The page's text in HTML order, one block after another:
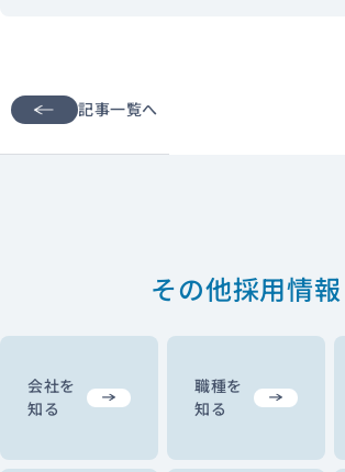
記事一覧へ
その他採用情報
会社を
知る
職種を
知る